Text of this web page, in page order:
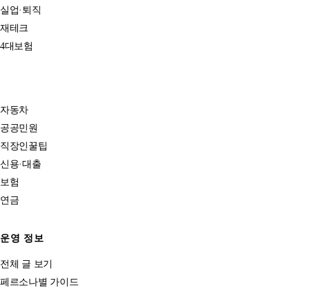
실업·퇴직
재테크
4대보험
자동차
공공민원
직장인꿀팁
신용·대출
보험
연금
운영 정보
전체 글 보기
페르소나별 가이드